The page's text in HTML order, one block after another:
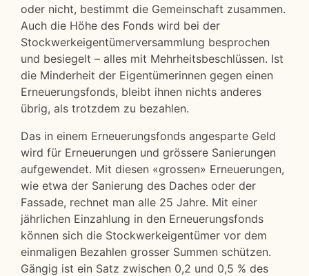
oder nicht, bestimmt die Gemeinschaft zusammen.
Auch die Höhe des Fonds wird bei der
Stockwerkeigentümerversammlung besprochen
und besiegelt – alles mit Mehrheitsbeschlüssen. Ist
die Minderheit der Eigentümerinnen gegen einen
Erneuerungsfonds, bleibt ihnen nichts anderes
übrig, als trotzdem zu bezahlen.
Das in einem Erneuerungsfonds angesparte Geld
wird für Erneuerungen und grössere Sanierungen
aufgewendet. Mit diesen «grossen» Erneuerungen,
wie etwa der Sanierung des Daches oder der
Fassade, rechnet man alle 25 Jahre. Mit einer
jährlichen Einzahlung in den Erneuerungsfonds
können sich die Stockwerkeigentümer vor dem
einmaligen Bezahlen grosser Summen schützen.
Gängig ist ein Satz zwischen 0,2 und 0,5 % des